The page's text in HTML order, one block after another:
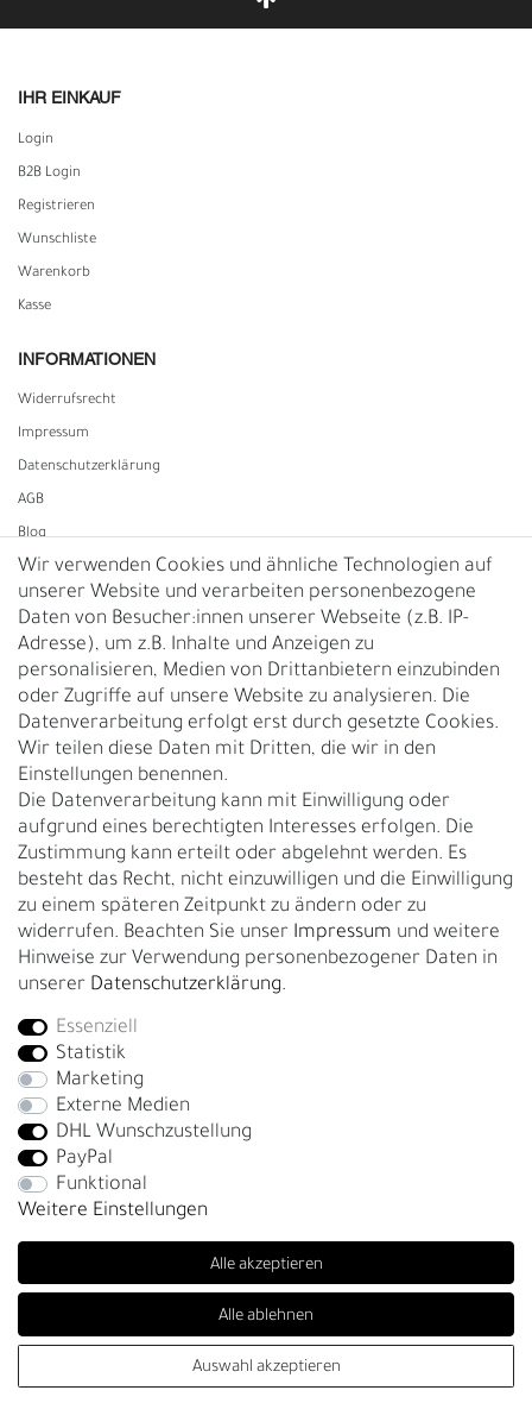
IHR EINKAUF
Login
B2B Login
Registrieren
Wunschliste
Warenkorb
Kasse
INFORMATIONEN
Widerrufs­recht
Impressum
Daten­schutz­erklärung
AGB
Blog
Vertrag widerrufen
UNTERNEHMEN
Nachhaltigkeit
Kontakt
Über uns
Rückgabe
Gürtelgröße messen
Garantie
GESCHÄFTSKUNDEN & HÄNDLER
B2B Geschäftskunden
Bei Fragen wenden Sie sich direkt an unser Service-Team.
+4917663727338
Montag - Freitag, 09:00 - 14:00
info@fronhofer.com
Gürtelmanufaktur Fronhofer, 93053 Regensburg, Nelkenweg 3b
© Copyright 2026 | Alle Rechte vorbehalten. - Fronhofer Gürtel |
Wir verwenden Cookies und ähnliche Technologien auf
unserer Website und verarbeiten personenbezogene
Daten von Besucher:innen unserer Webseite (z.B. IP-
Adresse), um z.B. Inhalte und Anzeigen zu
personalisieren, Medien von Drittanbietern einzubinden
oder Zugriffe auf unsere Website zu analysieren. Die
Datenverarbeitung erfolgt erst durch gesetzte Cookies.
Wir teilen diese Daten mit Dritten, die wir in den
Einstellungen benennen.
Die Datenverarbeitung kann mit Einwilligung oder
aufgrund eines berechtigten Interesses erfolgen. Die
Zustimmung kann erteilt oder abgelehnt werden. Es
besteht das Recht, nicht einzuwilligen und die Einwilligung
zu einem späteren Zeitpunkt zu ändern oder zu
widerrufen. Beachten Sie unser Impressum und weitere
Hinweise zur Verwendung personenbezogener Daten in
unserer Daten­schutz­erklärung.
Essenziell
Statistik
Marketing
Externe Medien
DHL Wunschzustellung
PayPal
Funktional
Weitere Einstellungen
Alle akzeptieren
Alle ablehnen
Auswahl akzeptieren
(4.86 / 5)
Bewertungen bei: trustedshops.de, shopvote.de ⓘ
Informationen zur Echtheit der Bewertungen